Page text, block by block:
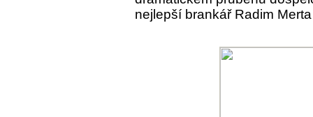
nejlepší brankář Radim